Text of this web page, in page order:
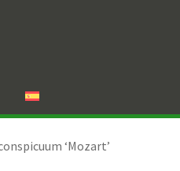
‘Mozart’